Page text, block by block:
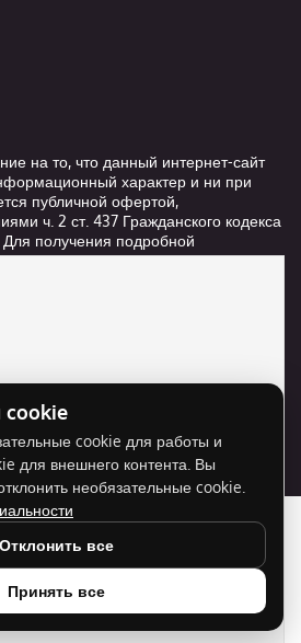
на то, что данный интернет-сайт
характер и ни при
публичной офертой,
ч. 2 ст. 437 Гражданского кодекса
получения подробной
и сроках выполнения услуг,
карты нужно разрешить
для внешнего контента.
cookie
cookie для работы и
для внешнего контента. Вы
необязательные cookie.
Отклонить все
Принять все